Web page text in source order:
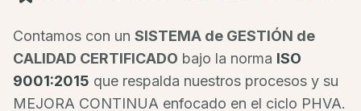
Contamos con un SISTEMA de GESTIÓN de
CALIDAD CERTIFICADO bajo la norma ISO
9001:2015 que respalda nuestros procesos y su
MEJORA CONTINUA enfocado en el ciclo PHVA.